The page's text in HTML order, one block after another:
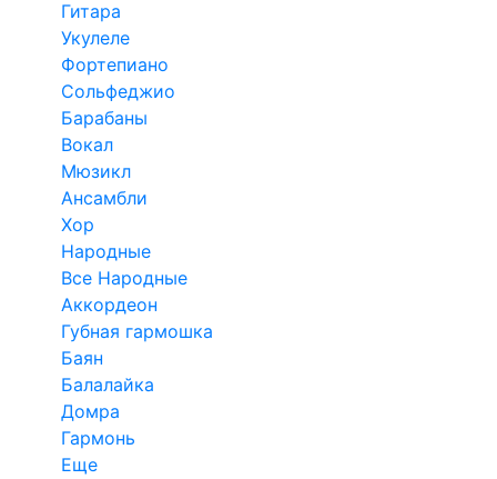
Гитара
Укулеле
Фортепиано
Сольфеджио
Барабаны
Вокал
Мюзикл
Ансамбли
Хор
Народные
Все Народные
Аккордеон
Губная гармошка
Баян
Балалайка
Домра
Гармонь
Еще